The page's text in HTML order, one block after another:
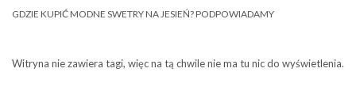
GDZIE KUPIĆ MODNE SWETRY NA JESIEŃ? PODPOWIADAMY
Witryna nie zawiera tagi, więc na tą chwile nie ma tu nic do wyświetlenia.